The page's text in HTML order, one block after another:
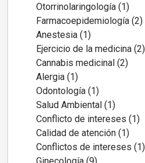
Otorrinolaringología (1)
Farmacoepidemiología (2)
Anestesia (1)
Ejercicio de la medicina (2)
Cannabis medicinal (2)
Alergia (1)
Odontología (1)
Salud Ambiental (1)
Conflicto de intereses (1)
Calidad de atención (1)
Conflictos de intereses (1)
Ginecología (9)